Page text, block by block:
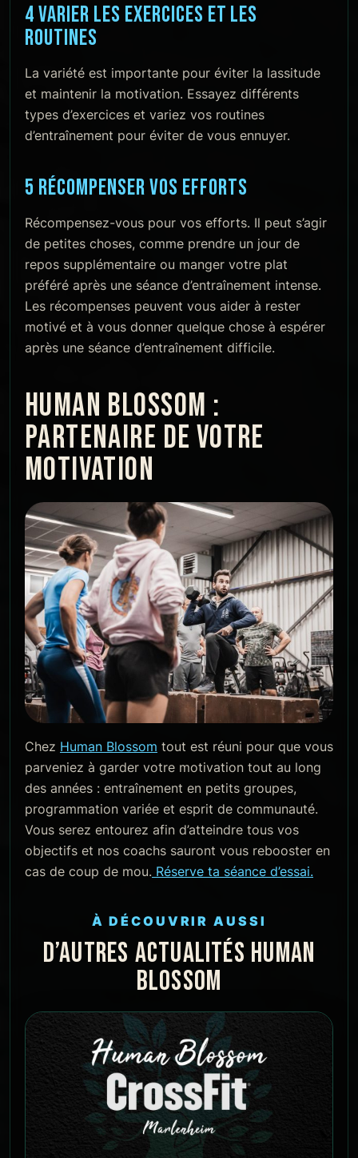
4 VARIER LES EXERCICES ET LES
ROUTINES
La variété est importante pour éviter la lassitude
et maintenir la motivation. Essayez différents
types d’exercices et variez vos routines
d’entraînement pour éviter de vous ennuyer.
5 RÉCOMPENSER VOS EFFORTS
Récompensez-vous pour vos efforts. Il peut s’agir
de petites choses, comme prendre un jour de
repos supplémentaire ou manger votre plat
préféré après une séance d’entraînement intense.
Les récompenses peuvent vous aider à rester
motivé et à vous donner quelque chose à espérer
après une séance d’entraînement difficile.
HUMAN BLOSSOM :
PARTENAIRE DE VOTRE
MOTIVATION
Chez Human Blossom tout est réuni pour que vous
parveniez à garder votre motivation tout au long
des années : entraînement en petits groupes,
programmation variée et esprit de communauté.
Vous serez entourez afin d’atteindre tous vos
objectifs et nos coachs sauront vous rebooster en
cas de coup de mou. Réserve ta séance d’essai.
À DÉCOUVRIR AUSSI
D’AUTRES ACTUALITÉS HUMAN
BLOSSOM